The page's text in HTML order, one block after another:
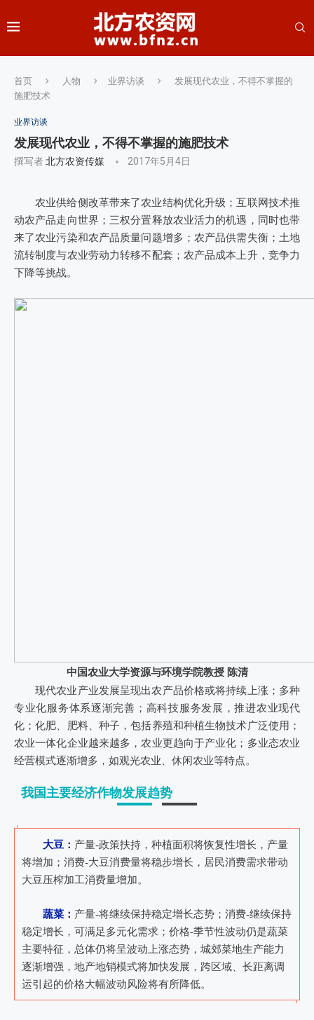
首页 人物 业界访谈
发展现代农业，不得不掌握的
施肥技术
业界访谈
发展现代农业，不得不掌握的施肥技术
撰写者北方农资传媒 2017年5月4日
农业供给侧改革带来了农业结构优化升级 ；互联网技术推
动农产品走向世界 ；三权分置释放农业活力的机遇，同时也带
来了农业污染和农产品质量问题增多；农产品供需失衡；土地
流转制度与农业劳动力转移不配套；农产品成本上升，竞争力
下降等挑战。
中国农业大学资源与环境学院教授 陈清
现代农业产业发展呈现出农产品价格或将持续上涨；多种
专业化服务体系逐渐完善；高科技服务发展，推进农业现代
化；化肥、肥料、种子，包括养殖和种植生物技术广泛使用；
农业一体化企业越来越多，农业更趋向于产业化；多业态农业
经营模式逐渐增多，如观光农业、休闲农业等特点。
我国主要经济作物发展趋势
大豆： 产量-政策扶持，种植面积将恢复性增长，产量
将增加；消费-大豆消费量将稳步增长，居民消费需求带动
大豆压榨加工消费量增加。
蔬菜： 产量-将继续保持稳定增长态势；消费-继续保持
稳定增长，可满足多元化需求；价格-季节性波动仍是蔬菜
主要特征，总体仍将呈波动上涨态势，城郊菜地生产能力
逐渐增强，地产地销模式将加快发展，跨区域、长距离调
运引起的价格大幅波动风险将有所降低。